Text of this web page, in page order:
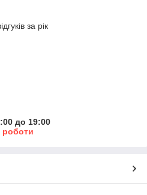
за рік
до 19:00
роботи